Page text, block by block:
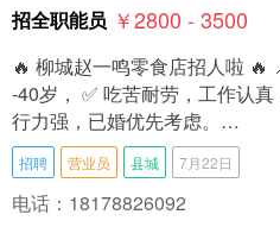
招全职能员 ￥2800 - 3500
🔥 柳城赵一鸣零食店招人啦 🔥
-40岁， ✅ 吃苦耐劳，工作认
行力强，已婚优先考虑。…
招聘 营业员 县城 7月22日
电话：18178826092